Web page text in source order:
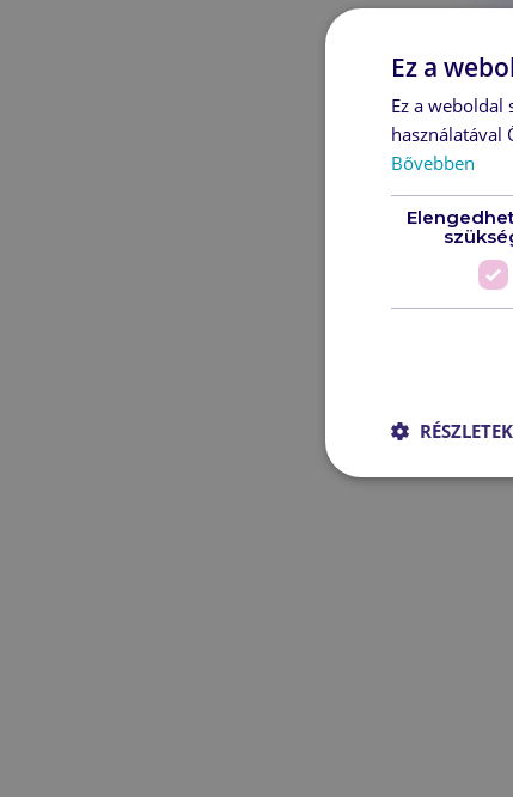
Ez a
Ez a
használatával
Bővebben